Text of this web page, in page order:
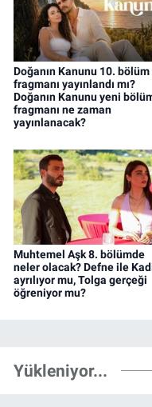
Doğanın Kanunu 10. bölüm
fragmanı yayınlandı mı?
Doğanın Kanunu yeni
fragmanı ne zaman
yayınlanacak?
Muhtemel Aşk 8. bölümde
neler olacak? Defne ile
ayrılıyor mu, Tolga gerçeği
öğreniyor mu?
Yükleniyor...